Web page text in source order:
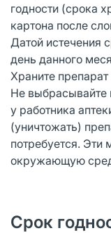
годности (срока
картона после
Датой истечения
день данного
Храните
Не выбрасывайте
у работника
(уничтожать)
потребуется. Эти
окружающую
Срок